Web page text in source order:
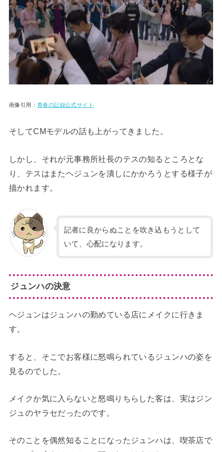
画像引用： 青春の記録公式サイト
そしてCMモデルの話も上がってきました。
しかし、それが元事務所社長のテスの知るところとな
り、テスはまたヘジュンを潰しにかかろうとする様子が
描かれます。
記者に良からぬことを吹き込もうとして
いて、心配になります。
ジュンハの決意
ヘジュンはジュンハの勤めている店にメイクに行きま
す。
すると、そこでお客様に怒鳴られているジュンハの姿を
見るのでした。
メイクか気に入らないと怒鳴りちらした客は、実はジン
ジュのヤラセだったのです。
そのことを偶然知ることになったジュンハは、喫茶店で